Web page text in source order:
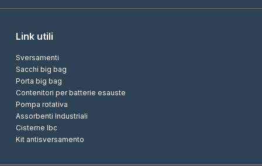
Link utili
Sversamenti
Sacchi big bag
Porta big bag
Contenitori per batterie esauste
Pompa rotativa
Assorbenti Industriali
Cisterne Ibc
Kit antisversamento